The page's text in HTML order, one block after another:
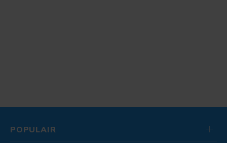
POPULAIR